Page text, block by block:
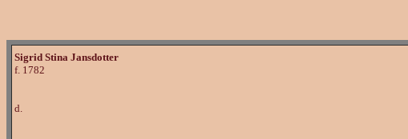
Sigrid Stina Jansdotter
f. 1782
d.